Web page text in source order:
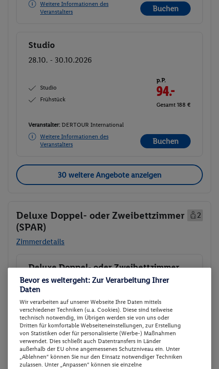
Weitere Informationen des
Veranstalters
Buchen
Buchen
Studio
28.10. - 30.10.2026
Studio
Frühstück
p.P.
94.-
Gesamt 188 €
Veranstalter: DERTOUR International
Weitere Informationen des
Veranstalters
Buchen
30 weitere Angebote anzeigen
Deluxe Doppel- oder Zweibettzimmer
(SPAR)
2
Zimmerdetails
Buchen
Deluxe Doppel- oder Zweibettzimmer
(SPAR)
15.08. - 17.08.2026
Deluxe Doppel- oder Zweibettzimmer
(SPAR)
Ohne Verpflegung
p.P.
94.50
Gesamt 189 €
Veranstalter: DERTOUR Deutschland
Bevor es weitergeht: Zur Verarbeitung Ihrer
Daten
Wir verarbeiten auf unserer Webseite Ihre Daten mittels
verschiedener Techniken (u.a. Cookies). Diese sind teilweise
technisch notwendig, im Übrigen werden sie von uns oder
Dritten für komfortable Webseiteneinstellungen, zur Erstellung
von Statistiken oder für personalisierte (Werbe-) Maßnahmen
verwendet. Dies schließt auch Datentransfers in Länder
außerhalb der EU ohne angemessenes Schutzniveau ein. Unter
„Ablehnen“ können Sie nur den Einsatz notwendiger Techniken
zulassen. Unter „Anpassen“ können sie einzelne